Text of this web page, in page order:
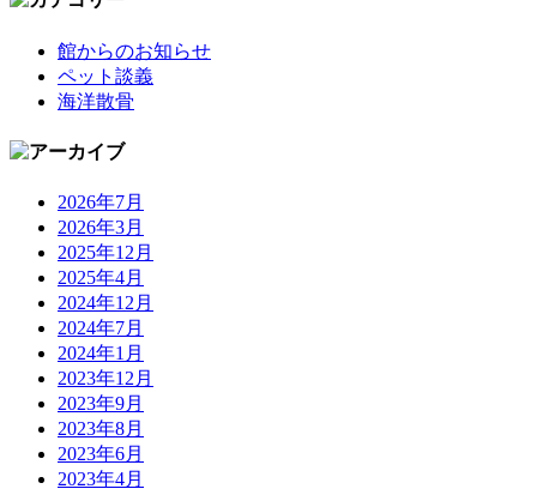
館からのお知らせ
ペット談義
海洋散骨
2026年7月
2026年3月
2025年12月
2025年4月
2024年12月
2024年7月
2024年1月
2023年12月
2023年9月
2023年8月
2023年6月
2023年4月